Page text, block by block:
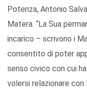
Potenza, Antonio
Matera. “La Sua
incarico – scrivono i
consentito di poter
senso civico con cui
volersi relazionare